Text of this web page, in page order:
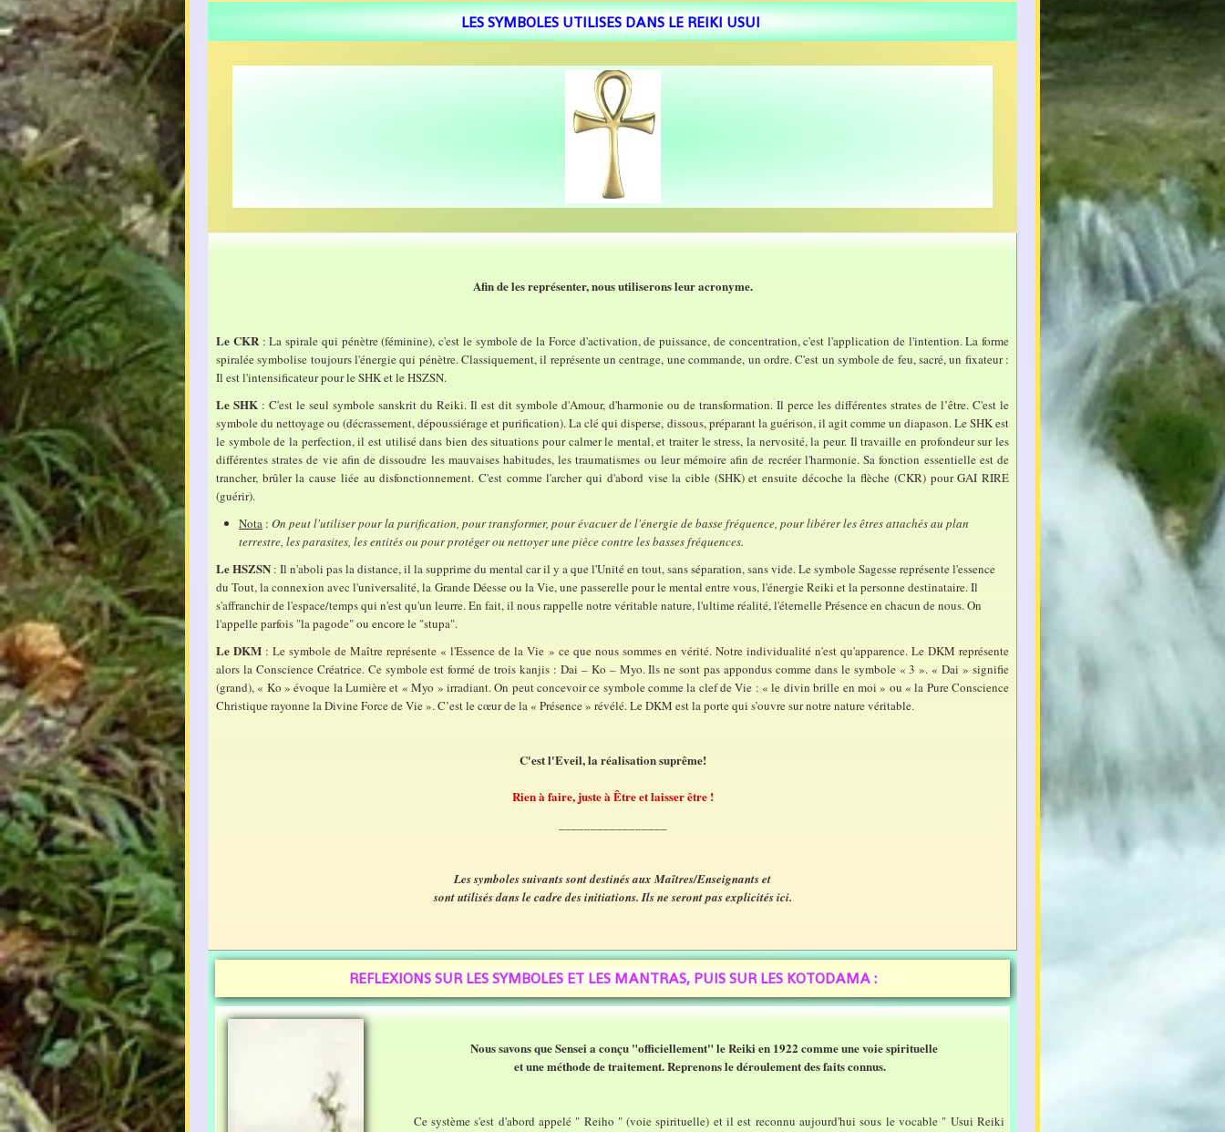
LES SYMBOLES UTILISES DANS LE REIKI USUI
Afin de les représenter, nous utiliserons leur acronyme.
Le CKR: La spirale qui pénètre (féminine), c'est le symbole de la Force d'activation, de puissance, de concentration, c'est l'application de l'intention. La forme
spiralée symbolise toujours l'énergie qui pénètre. Classiquement, il représente un centrage, une commande, un ordre. C'est un symbole de feu, sacré, un fixateur :
Il est l'intensificateur pour le SHK et le HSZSN.
Le SHK : C'est le seul symbole sanskrit du Reiki. Il est dit symbole d'Amour, d'harmonie ou de transformation. Il perce les différentes strates de l’être. C'est le
symbole du nettoyage ou (décrassement, dépoussiérage et purification). La clé qui disperse, dissous, préparant la guérison, il agit comme un diapason. Le SHK est
le symbole de la perfection, il est utilisé dans bien des situations pour calmer le mental, et traiter le stress, la nervosité, la peur. Il travaille en profondeur sur les
différentes strates de vie afin de dissoudre les mauvaises habitudes, les traumatismes ou leur mémoire afin de recréer l'harmonie. Sa fonction essentielle est de
trancher, brûler la cause liée au disfonctionnement. C'est comme l'archer qui d'abord vise la cible (SHK) et ensuite décoche la flèche (CKR) pour GAI RIRE
(guérir).
Nota : On peut l'utiliser pour la purification, pour transformer, pour évacuer de l'énergie de basse fréquence, pour libérer les êtres attachés au plan
terrestre, les parasites, les entités ou pour protéger ou nettoyer une pièce contre les basses fréquences.
Le HSZSN : Il n'aboli pas la distance, il la supprime du mental car il y a que l'Unité en tout, sans séparation, sans vide. Le symbole Sagesse représente l'essence
du Tout, la connexion avec l'universalité, la Grande Déesse ou la Vie, une passerelle pour le mental entre vous, l'énergie Reiki et la personne destinataire. Il
s'affranchir de l'espace/temps qui n'est qu'un leurre. En fait, il nous rappelle notre véritable nature, l'ultime réalité, l'éternelle Présence en chacun de nous. On
l'appelle parfois "la pagode" ou encore le "stupa".
Le DKM : Le symbole de Maître représente « l'Essence de la Vie » ce que nous sommes en vérité. Notre individualité n'est qu'apparence. Le DKM représente
alors la Conscience Créatrice. Ce symbole est formé de trois kanjis : Dai – Ko – Myo. Ils ne sont pas appondus comme dans le symbole « 3 ». « Dai » signifie
(grand), « Ko » évoque la Lumière et « Myo » irradiant. On peut concevoir ce symbole comme la clef de Vie : « le divin brille en moi » ou « la Pure Conscience
Christique rayonne la Divine Force de Vie ». C’est le cœur de la « Présence » révélé. Le DKM est la porte qui s’ouvre sur notre nature véritable.
C'est l'Eveil, la réalisation suprême!
Rien à faire, juste à Être et laisser être !
Les symboles suivants sont destinés aux Maîtres/Enseignants et
sont utilisés dans le cadre des initiations. Ils ne seront pas explicités ici.
REFLEXIONS SUR LES SYMBOLES ET LES MANTRAS, PUIS SUR LES KOTODAMA :
Nous savons que Sensei a conçu "officiellement" le Reiki en 1922 comme une voie spirituelle
et une méthode de traitement. Reprenons le déroulement des faits connus.
Ce système s'est d'abord appelé " Reiho " (voie spirituelle) et il est reconnu aujourd'hui sous le vocable " Usui Reiki